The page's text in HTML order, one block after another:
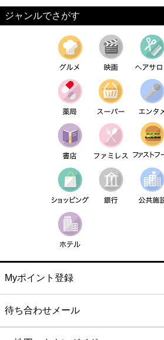
ジャンルでさがす
Myポイント登録
待ち合わせメール